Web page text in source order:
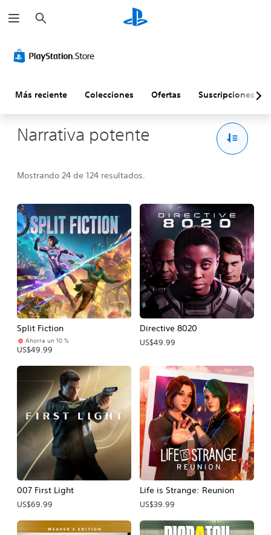
u
s
r
Más reciente Colecciones Ofertas Suscripciones
Narrativa potente
Mostrando 24 de 124 resultados.
Split Fiction
Ahorra un 10 %
US$49.99
Directive 8020
US$49.99
007 First Light
US$69.99
Life is Strange: Reunion
US$39.99